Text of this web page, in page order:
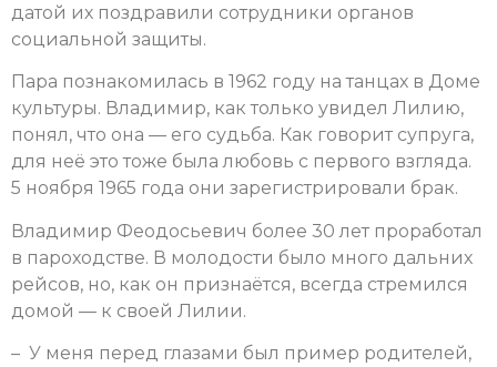
датой их поздравили сотрудники органов
социальной защиты.
Пара познакомилась в 1962 году на танцах в Доме
культуры. Владимир, как только увидел Лилию,
понял, что она — его судьба. Как говорит супруга,
для неё это тоже была любовь с первого взгляда.
5 ноября 1965 года они зарегистрировали брак.
Владимир Феодосьевич более 30 лет проработал
в пароходстве. В молодости было много дальних
рейсов, но, как он признаётся, всегда стремился
домой — к своей Лилии.
– У меня перед глазами был пример родителей,